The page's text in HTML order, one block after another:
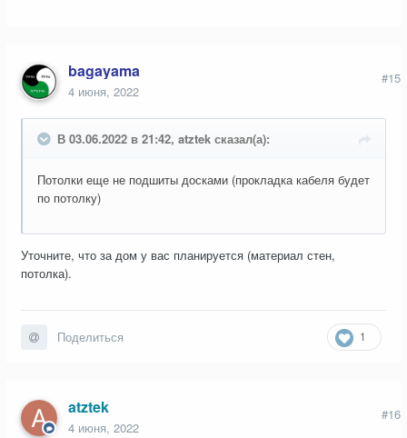
bagayama
4 июня, 2022
#15
В 03.06.2022 в 21:42, atztek сказал(а):
Потолки еще не подшиты досками (прокладка кабеля будет
по потолку)
Уточните, что за дом у вас планируется (материал стен,
потолка).
1
Поделиться
atztek
4 июня, 2022
#16